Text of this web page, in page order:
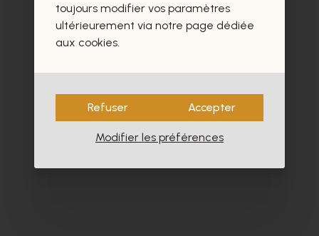
- 40%
toujours modifier vos paramètres
ultérieurement via notre page dédiée
aux cookies.
Refuser Accepter
Modifier les préférences